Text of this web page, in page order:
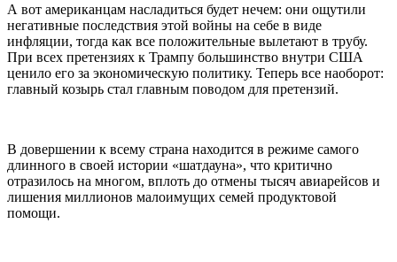
А вот американцам насладиться будет нечем: они ощутили
негативные последствия этой войны на себе в виде
инфляции, тогда как все положительные вылетают в трубу.
При всех претензиях к Трампу большинство внутри США
ценило его за экономическую политику. Теперь все наоборот:
главный козырь стал главным поводом для претензий.
В довершении к всему страна находится в режиме самого
длинного в своей истории «шатдауна», что критично
отразилось на многом, вплоть до отмены тысяч авиарейсов и
лишения миллионов малоимущих семей продуктовой
помощи.